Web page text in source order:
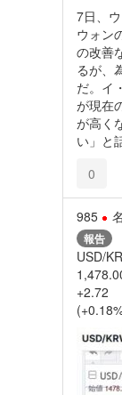
7日、
ウォン
の改善
るが、
だ。イ
が現在
が高く
い」と
0
985
報告
USD/
+2.72